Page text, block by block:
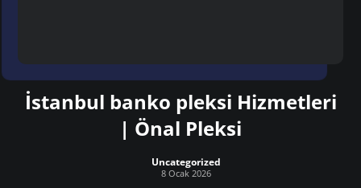
İstanbul banko pleksi Hizmetleri
| Önal Pleksi
Uncategorized
8 Ocak 2026